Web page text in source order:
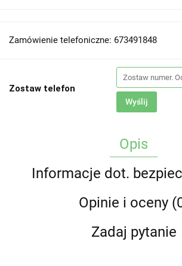
Zamówienie telefoniczne: 673491848
Zostaw telefon
Wyślij
Opis
Informacje dot.
Opinie i oceny
Zadaj pytanie